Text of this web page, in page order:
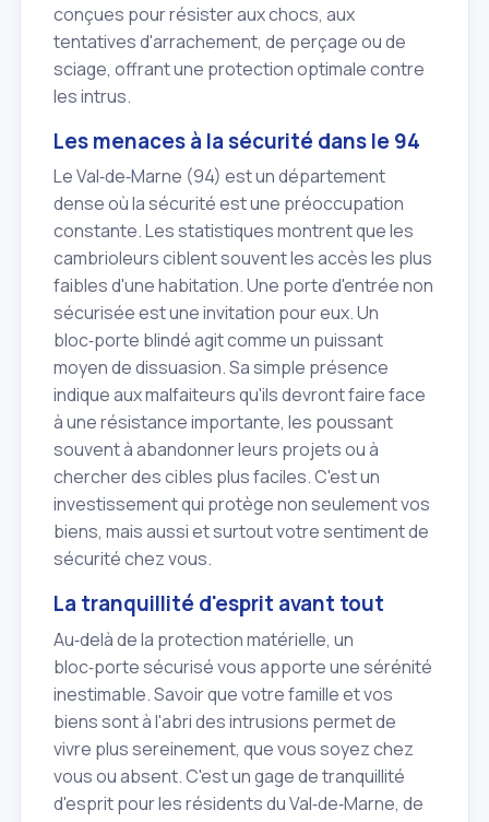
conçues pour résister aux chocs, aux
tentatives d'arrachement, de perçage ou de
sciage, offrant une protection optimale contre
les intrus.
Les menaces à la sécurité dans le 94
Le Val‑de‑Marne (94) est un département
dense où la sécurité est une préoccupation
constante. Les statistiques montrent que les
cambrioleurs ciblent souvent les accès les plus
faibles d'une habitation. Une porte d'entrée non
sécurisée est une invitation pour eux. Un
bloc‑porte blindé agit comme un puissant
moyen de dissuasion. Sa simple présence
indique aux malfaiteurs qu'ils devront faire face
à une résistance importante, les poussant
souvent à abandonner leurs projets ou à
chercher des cibles plus faciles. C'est un
investissement qui protège non seulement vos
biens, mais aussi et surtout votre sentiment de
sécurité chez vous.
La tranquillité d'esprit avant tout
Au‑delà de la protection matérielle, un
bloc‑porte sécurisé vous apporte une sérénité
inestimable. Savoir que votre famille et vos
biens sont à l'abri des intrusions permet de
vivre plus sereinement, que vous soyez chez
vous ou absent. C'est un gage de tranquillité
d'esprit pour les résidents du Val‑de‑Marne, de